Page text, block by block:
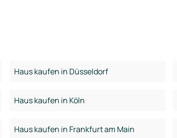
Haus kaufen in Düsseldorf
Haus kaufen in Köln
Haus kaufen in Frankfurt am Main